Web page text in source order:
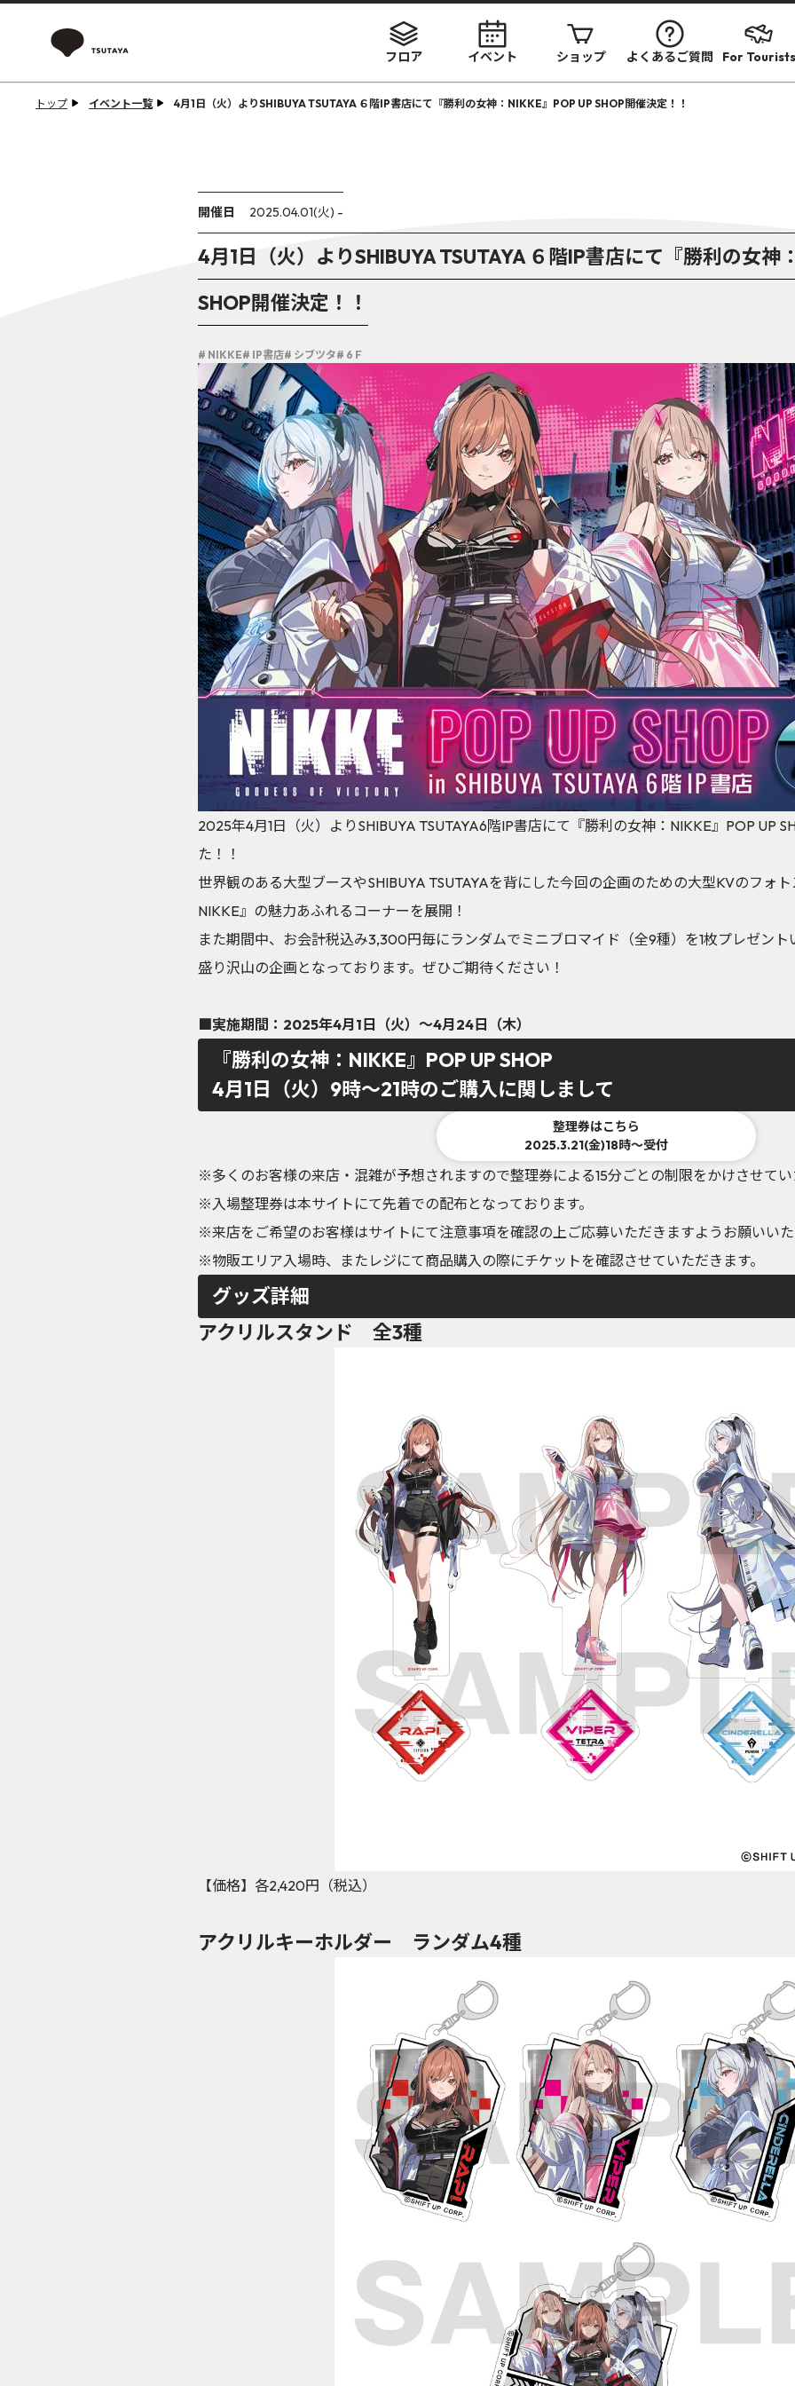
フロア イベント ショップ よくあるご質問 For Tourists
トップ イベント一覧 4月1日（火）よりSHIBUYA TSUTAYA ６階IP書店にて『勝利の女神：NIKKE』POP UP SHOP開催決定！！
開催日 2025.04.01(火) -
4月1日（火）よりSHIBUYA TSUTAYA ６階IP書店にて『勝利の女神
SHOP開催決定！！
# NIKKE# IP書店# シブツタ# 6Ｆ
2025年4月1日（火）よりSHIBUYA TSUTAYA6階IP書店にて『勝利の女神：NIKKE』POP UP
た！！
世界観のある大型ブースやSHIBUYA TSUTAYAを背にした今回の企画のための大型KVのフォ
NIKKE』の魅力あふれるコーナーを展開！
また期間中、お会計税込み3,300円毎にランダムでミニブロマイド（全9種）を1枚プレゼント
盛り沢山の企画となっております。ぜひご期待ください！
■実施期間：2025年4月1日（火）～4月24日（木）
『勝利の女神：NIKKE』POP UP SHOP
4月1日（火）9時～21時のご購入に関しまして
整理券はこちら
2025.3.21(金)18時～受付
※多くのお客様の来店・混雑が予想されますので整理券による15分ごとの制限をかけさせて
※入場整理券は本サイトにて先着での配布となっております。
※来店をご希望のお客様はサイトにて注意事項を確認の上ご応募いただきますようお願いい
※物販エリア入場時、またレジにて商品購入の際にチケットを確認させていただきます。
グッズ詳細
アクリルスタンド 全3種
【価格】各2,420円（税込）
アクリルキーホルダー ランダム4種